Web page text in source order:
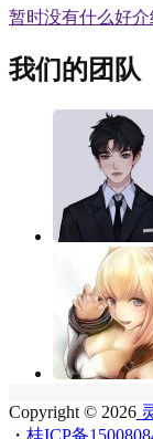
暂时没有什么好介
我们的团队
Copyright © 2026
・ 桂ICP备